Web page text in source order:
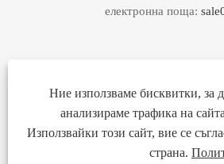
Ние използваме бисквитки, за
анализираме трафика на
Използвайки този сайт, вие се
страна.
електронна поща: